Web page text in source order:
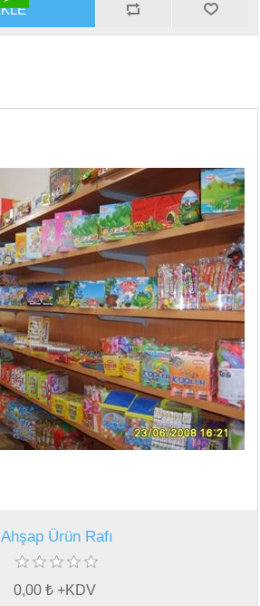
Ahşap Ürün Rafı
0,00 ₺ +KDV